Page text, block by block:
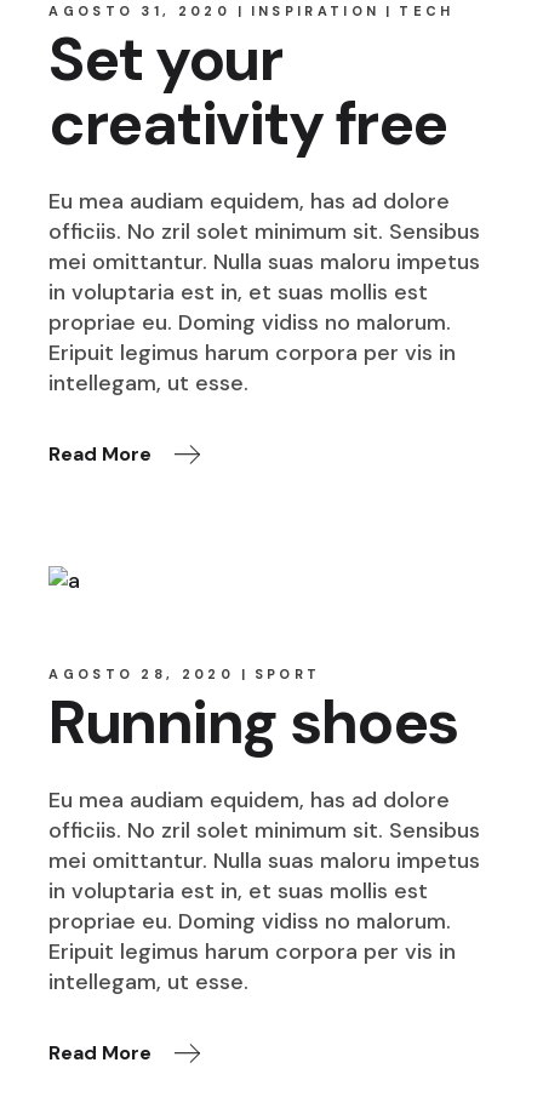
AGOSTO 31, 2020 INSPIRATION TECH
Set your
creativity free
Eu mea audiam equidem, has ad dolore
officiis. No zril solet minimum sit. Sensibus
mei omittantur. Nulla suas maloru impetus
in voluptaria est in, et suas mollis est
propriae eu. Doming vidiss no malorum.
Eripuit legimus harum corpora per vis in
intellegam, ut esse.
Read More
AGOSTO 28, 2020 SPORT
Running shoes
Eu mea audiam equidem, has ad dolore
officiis. No zril solet minimum sit. Sensibus
mei omittantur. Nulla suas maloru impetus
in voluptaria est in, et suas mollis est
propriae eu. Doming vidiss no malorum.
Eripuit legimus harum corpora per vis in
intellegam, ut esse.
Read More